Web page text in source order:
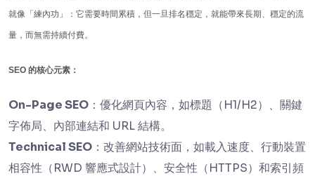
就像「練內功」：它需要時間累積，但一旦排名穩定，就能帶來長期、穩定的流
量，而無需持續付費。
SEO 的核心元素：
On-Page SEO ：優化網頁內容，如標題（H1/H2）、關鍵
字佈局、內部連結和 URL 結構。
Technical SEO ：改善網站技術面，如載入速度、行動裝置
相容性（RWD 響應式設計）、安全性（HTTPS）和索引頻